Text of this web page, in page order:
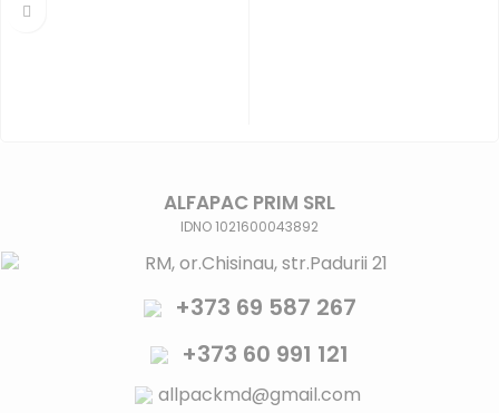
de 3 straturi
- constructia cu
miner
- cu ferestruica
plăcile nu se
livrează!
ALFAPAC PRIM SRL
IDNO 1021600043892
RM, or.Chisinau, str.Padurii 21
+373 69 587 267
+373 60 991 121
allpackmd@gmail.com